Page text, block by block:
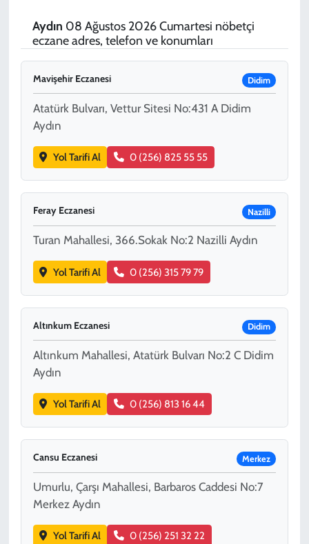
Aydın 08 Ağustos 2026 Cumartesi nöbetçi
eczane adres, telefon ve konumları
Mavişehir Eczanesi Didim
Atatürk Bulvarı, Vettur Sitesi No:431 A Didim
Aydın
Yol Tarifi Al 0 (256) 825 55 55
Feray Eczanesi Nazilli
Turan Mahallesi, 366.Sokak No:2 Nazilli Aydın
Yol Tarifi Al 0 (256) 315 79 79
Altınkum Eczanesi Didim
Altınkum Mahallesi, Atatürk Bulvarı No:2 C Didim
Aydın
Yol Tarifi Al 0 (256) 813 16 44
Cansu Eczanesi Merkez
Umurlu, Çarşı Mahallesi, Barbaros Caddesi No:7
Merkez Aydın
Yol Tarifi Al 0 (256) 251 32 22
SPOR
TEKNOLOJİ
YAŞAM